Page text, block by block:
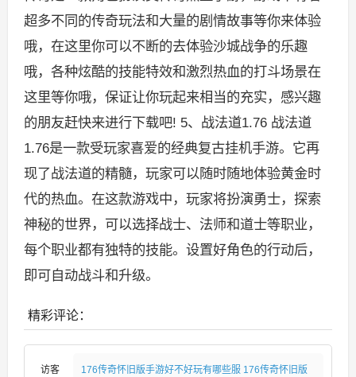
超多不同的传奇玩法和大量的剧情故事等你来体验
哦，在这里你可以不断的去体验沙城战争的乐趣
哦，各种炫酷的技能特效和激烈热血的打斗场景在
这里等你哦，保证让你玩起来相当的充实，感兴趣
的朋友赶快来进行下载吧! 5、战法道1.76 战法道
1.76是一款受玩家喜爱的经典复古挂机手游。它再
现了战法道的精髓，玩家可以随时随地体验黄金时
代的热血。在这款游戏中，玩家将扮演勇士，探索
神秘的世界，可以选择战士、法师和道士等职业，
每个职业都有独特的技能。设置好角色的行动后，
即可自动战斗和升级。
精彩评论：
访客
176传奇怀旧版手游好不好玩有哪些服 176传奇怀旧版